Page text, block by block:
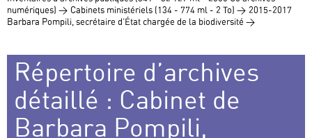
numériques) > Cabinets ministériels (134 - 774 ml - 2 To) > 2015-2017
Barbara Pompili, secrétaire d’État chargée de la biodiversité >
Répertoire d’archives
détaillé : Cabinet de
Barbara Pompili,